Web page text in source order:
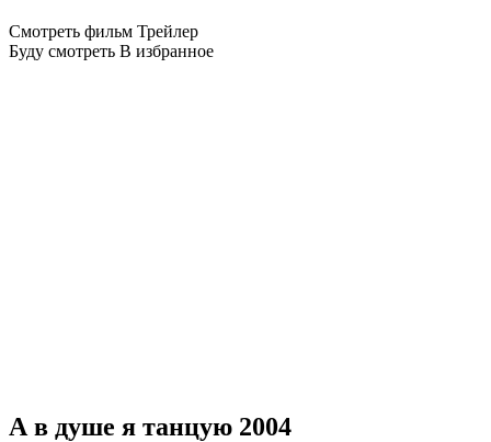
Смотреть фильм Трейлер
Буду смотреть В избранное
А в душе я танцую 2004